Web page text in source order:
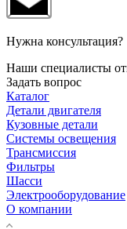
Нужна консультация?
Наши специалисты
Задать вопрос
Каталог
Детали двигателя
Кузовные детали
Системы освещения
Трансмиссия
Фильтры
Шасси
Электрооборудование
О компании